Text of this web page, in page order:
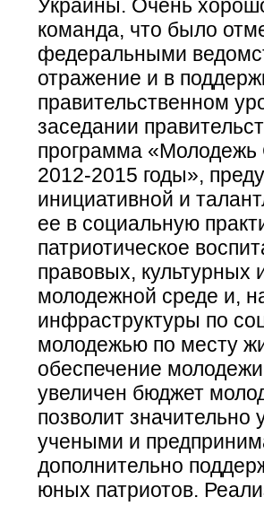
Украины. Очень
команда, что было
федеральными
отражение и в
правительственном
заседании
программа «Молодежь
2012-2015 годы»,
инициативной и
ее в социальную
патриотическое
правовых, культурных
молодежной среде и,
инфраструктуры по
молодежью по месту
обеспечение
увеличен бюджет
позволит
учеными и
дополнительно
юных патриотов.